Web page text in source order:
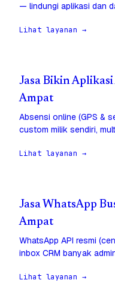
— lindungi aplikasi dan
Lihat layanan →
Jasa Bikin
Ampat
Absensi online (GPS &
custom milik sendiri,
Lihat layanan →
Jasa WhatsApp
Ampat
WhatsApp API resmi
inbox CRM banyak
Lihat layanan →